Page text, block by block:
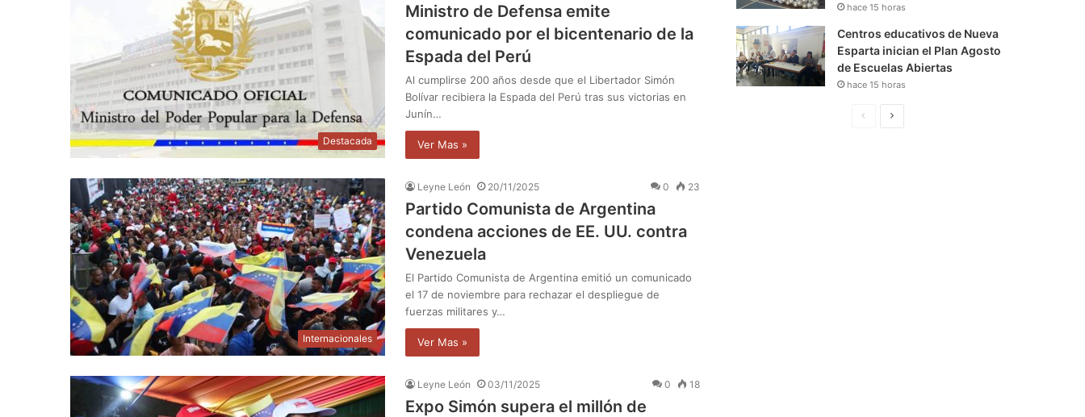
Destacada
Ministro de Defensa emite
comunicado por el bicentenario de la
Espada del Perú
Al cumplirse 200 años desde que el Libertador Simón
Bolívar recibiera la Espada del Perú tras sus victorias en
Junín…
Ver Mas »
Internacionales
Leyne León 20/11/2025 0 23
Partido Comunista de Argentina
condena acciones de EE. UU. contra
Venezuela
El Partido Comunista de Argentina emitió un comunicado
el 17 de noviembre para rechazar el despliegue de
fuerzas militares y…
Ver Mas »
Leyne León 03/11/2025 0 18
Expo Simón supera el millón de
hace 15 horas
Centros educativos de Nueva
Esparta inician el Plan Agosto
de Escuelas Abiertas
hace 15 horas
S